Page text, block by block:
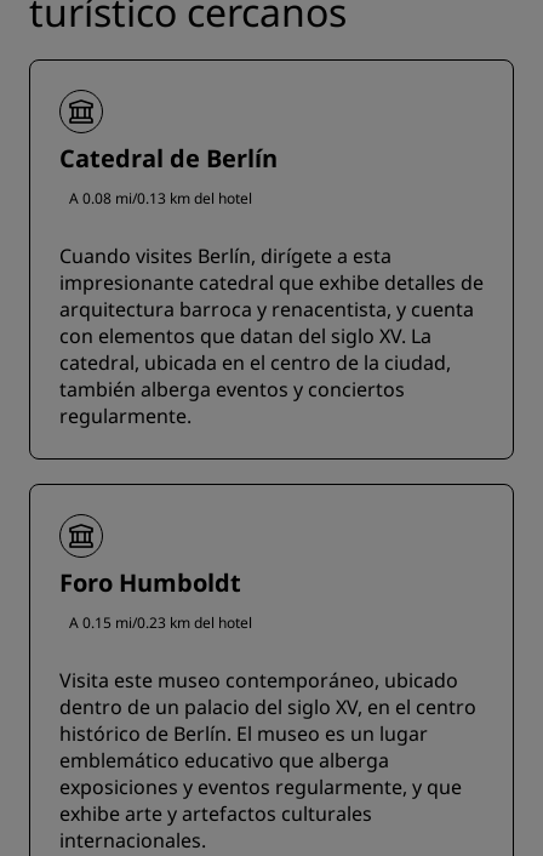
turístico cercanos
Catedral de Berlín
A 0.08 mi/0.13 km del hotel
Cuando visites Berlín, dirígete a esta
impresionante catedral que exhibe detalles de
arquitectura barroca y renacentista, y cuenta
con elementos que datan del siglo XV. La
catedral, ubicada en el centro de la ciudad,
también alberga eventos y conciertos
regularmente.
Foro Humboldt
A 0.15 mi/0.23 km del hotel
Visita este museo contemporáneo, ubicado
dentro de un palacio del siglo XV, en el centro
histórico de Berlín. El museo es un lugar
emblemático educativo que alberga
exposiciones y eventos regularmente, y que
exhibe arte y artefactos culturales
internacionales.